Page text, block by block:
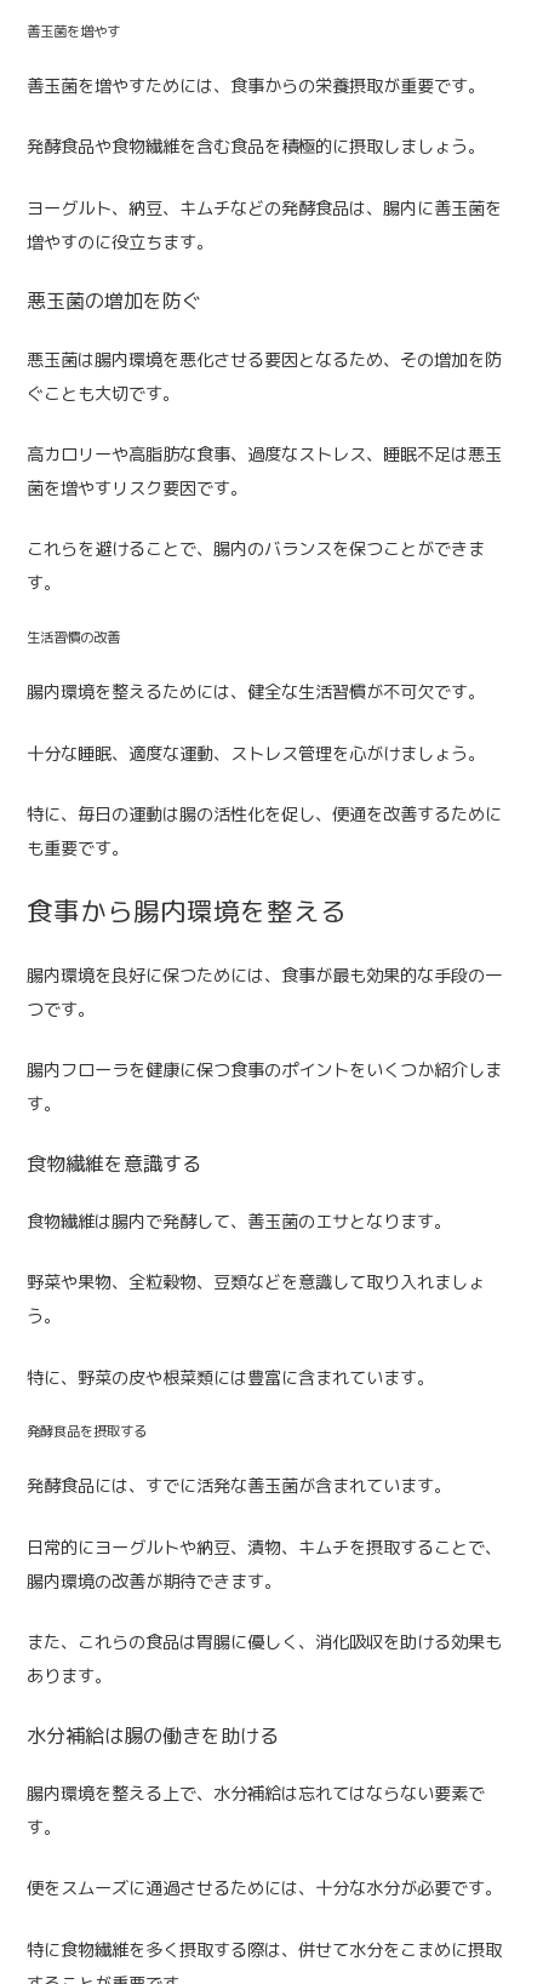
善玉菌を増やす
善玉菌を増やすためには、食事からの栄養摂取が重要です。
発酵食品や食物繊維を含む食品を積極的に摂取しましょう。
ヨーグルト、納豆、キムチなどの発酵食品は、腸内に善玉菌を
増やすのに役立ちます。
悪玉菌の増加を防ぐ
悪玉菌は腸内環境を悪化させる要因となるため、その増加を防
ぐことも大切です。
高カロリーや高脂肪な食事、過度なストレス、睡眠不足は悪玉
菌を増やすリスク要因です。
これらを避けることで、腸内のバランスを保つことができま
す。
生活習慣の改善
腸内環境を整えるためには、健全な生活習慣が不可欠です。
十分な睡眠、適度な運動、ストレス管理を心がけましょう。
特に、毎日の運動は腸の活性化を促し、便通を改善するために
も重要です。
食事から腸内環境を整える
腸内環境を良好に保つためには、食事が最も効果的な手段の一
つです。
腸内フローラを健康に保つ食事のポイントをいくつか紹介しま
す。
食物繊維を意識する
食物繊維は腸内で発酵して、善玉菌のエサとなります。
野菜や果物、全粒穀物、豆類などを意識して取り入れましょ
う。
特に、野菜の皮や根菜類には豊富に含まれています。
発酵食品を摂取する
発酵食品には、すでに活発な善玉菌が含まれています。
日常的にヨーグルトや納豆、漬物、キムチを摂取することで、
腸内環境の改善が期待できます。
また、これらの食品は胃腸に優しく、消化吸収を助ける効果も
あります。
水分補給は腸の働きを助ける
腸内環境を整える上で、水分補給は忘れてはならない要素で
す。
便をスムーズに通過させるためには、十分な水分が必要です。
特に食物繊維を多く摂取する際は、併せて水分をこまめに摂取